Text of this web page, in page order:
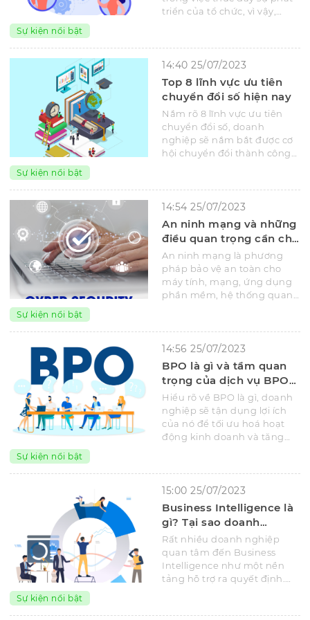
triển của tổ chức, vì vậy,
nhất.
Sự kiện nổi bật
14:40 25/07/2023
Top 8 lĩnh vực ưu tiên
chuyển đổi số hiện nay
Nắm rõ 8 lĩnh vực ưu tiên
chuyển đổi số, doanh
nghiệp sẽ nắm bắt được cơ
hội chuyển đổi thành công
Sự kiện nổi bật
14:54 25/07/2023
An ninh mạng và những
điều quan trọng cần chú
ý
An ninh mạng là phương
pháp bảo vệ an toàn cho
máy tính, mạng, ứng dụng
phần mềm, hệ thống quan
Sự kiện nổi bật
14:56 25/07/2023
BPO là gì và tầm quan
trọng của dịch vụ BPO
đối với doanh nghiệp
Hiểu rõ về BPO là gì, doanh
nghiệp sẽ tận dụng lợi ích
của nó để tối ưu hoá hoạt
động kinh doanh và tăng
Sự kiện nổi bật
15:00 25/07/2023
Business Intelligence là
gì? Tại sao doanh
nghiệp áp dụng BI ngay
để thành công?
Rất nhiều doanh nghiệp
quan tâm đến Business
Intelligence như một nền
tảng hỗ trợ ra quyết định.
Sự kiện nổi bật